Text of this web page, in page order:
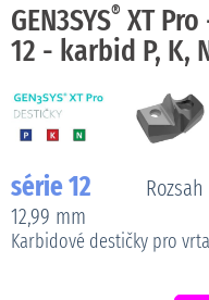
GEN3SYS® XT
12 - karbid P, K,
série 12
12,99 mm
Karbidové destičky pro